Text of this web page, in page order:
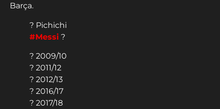
Barça.
? Pichichi
#Messi ?
? 2009/10
? 2011/12
? 2012/13
? 2016/17
? 2017/18